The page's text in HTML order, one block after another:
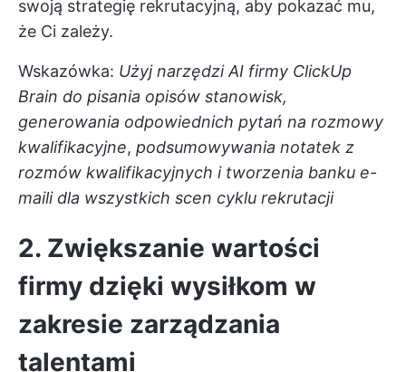
swoją strategię rekrutacyjną, aby pokazać mu,
że Ci zależy.
Wskazówka: Użyj narzędzi AI firmy ClickUp
Brain do pisania opisów stanowisk,
generowania odpowiednich pytań na rozmowy
kwalifikacyjne, podsumowywania notatek z
rozmów kwalifikacyjnych i tworzenia banku e-
maili dla wszystkich scen cyklu rekrutacji
2. Zwiększanie wartości
firmy dzięki wysiłkom w
zakresie zarządzania
talentami